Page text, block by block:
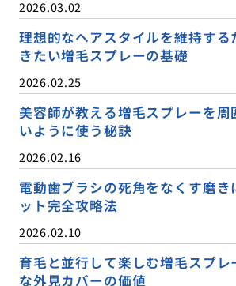
2026.03.02
理想的なヘアスタイルを維持する
きたい増毛スプレーの基礎
2026.02.25
美容師が教える増毛スプレーを周
いように使う秘訣
2026.02.16
電動歯ブラシの死角をなくす磨き
ット完全攻略法
2026.02.10
育毛と並行して楽しむ増毛スプレ
な外見カバーの価値